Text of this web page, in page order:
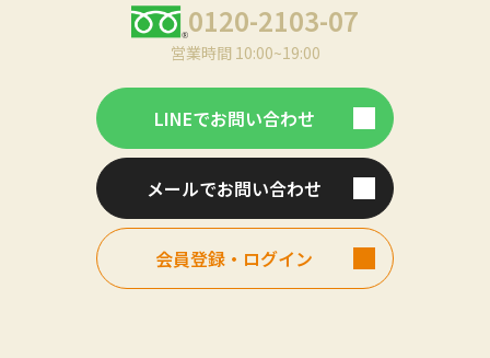
0120-2103-07
営業時間 10:00~19:00
LINEでお問い合わせ
メールでお問い合わせ
会員登録・ログイン